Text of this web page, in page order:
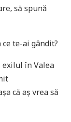
să spună
te-ai gândit?
în Valea
că aș vrea să